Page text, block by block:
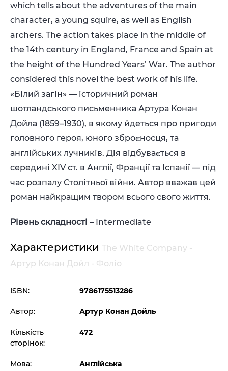
which tells about the adventures of the main
character, a young squire, as well as English
archers. The action takes place in the middle of
the 14th century in England, France and Spain at
the height of the Hundred Years’ War. The author
considered this novel the best work of his life.
«Білий загін» — історичний роман
шотландського письменника Артура Конан
Дойла (1859–1930), в якому йдеться про пригоди
головного героя, юного зброєносця, та
англійських лучників. Дія відбувається в
середині XIV ст. в Англії, Франції та Іспанії — під
час розпалу Столітньої війни. Автор вважав цей
роман найкращим твором всього свого життя.
Рівень складності – Intermediate
Характеристики The White Company -
Артур Конан Дойл - Фоліо
ISBN: 9786175513286
Автор: Артур Конан Дойль
Кількість
сторінок:
472
Мова: Англійська